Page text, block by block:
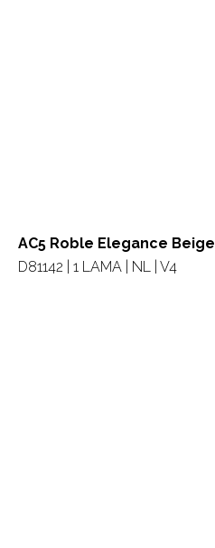
AC5 Roble Elegance Beige
D81142 | 1 LAMA | NL | V4